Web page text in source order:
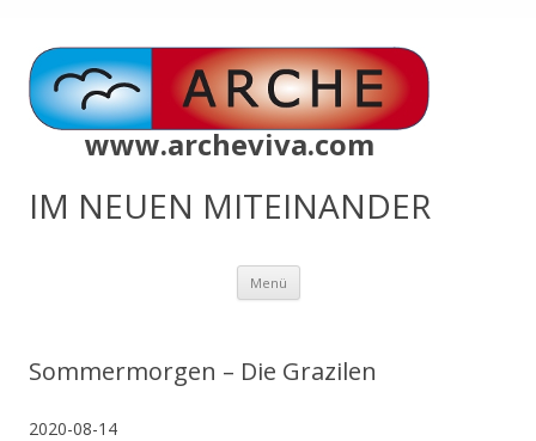
www.archeviva.com
IM NEUEN MITEINANDER
Menü Zum
springen
Sommermorgen – Die Grazilen
2020-08-14